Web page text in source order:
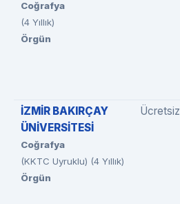
Coğrafya
(4 Yıllık)
Örgün
İZMİR BAKIRÇAY
ÜNİVERSİTESİ
Coğrafya
(KKTC Uyruklu) (4 Yıllık)
Örgün
Ücretsiz